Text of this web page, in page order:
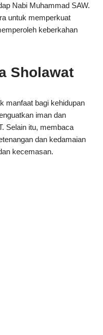
Nabi Muhammad SAW.
untuk memperkuat
keberkahan
Sholawat
manfaat bagi kehidupan
iman dan
Selain itu, membaca
dan kedamaian
kecemasan.